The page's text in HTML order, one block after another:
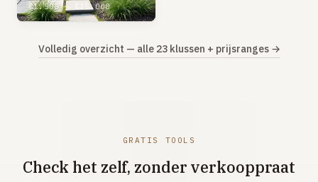
€1.500 – €15.000
Volledig overzicht — alle 23 klussen + prijsranges →
GRATIS TOOLS
Check het zelf, zonder verkooppraat